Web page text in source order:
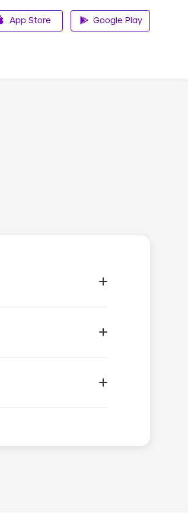
App Store Google Play